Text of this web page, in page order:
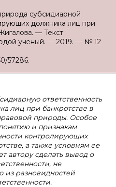
субсидиарной
должника лиц при
— Текст :
ученый. — 2019. — № 12
57286.
ответственность
лиц при банкротстве в
природы. Особое
и признакам
контролирующих
а также условиям ее
автору сделать вывод о
не
из разновидностей